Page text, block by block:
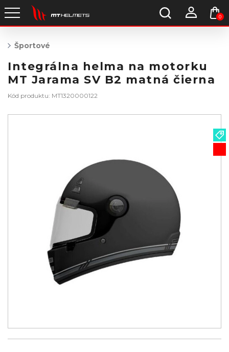
0
Športové
Integrálna helma na motorku
MT Jarama SV B2 matná čierna
Kód produktu: MT1320000122